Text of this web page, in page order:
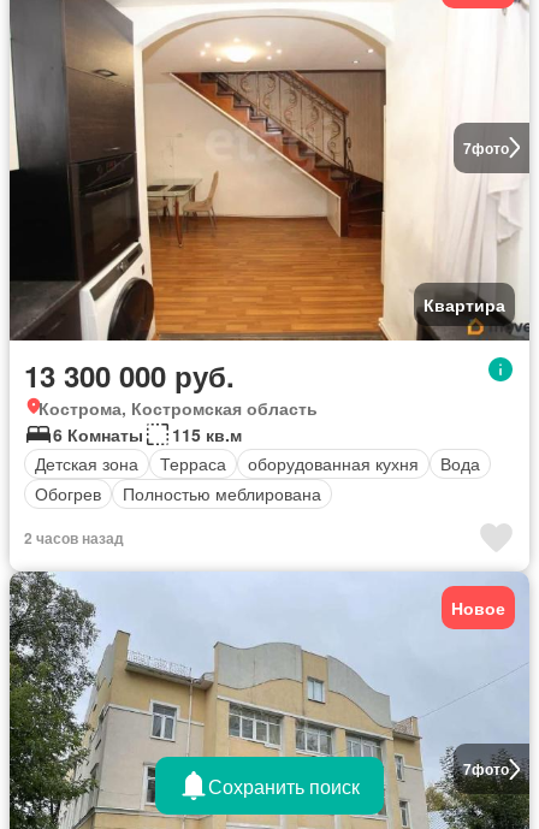
7фото
Квартира
13 300 000 руб.
Кострома, Костромская область
6 Комнаты
115 кв.м
Детская зона
Терраса оборудованная кухня
Вода
Обогрев
Полностью меблирована
2 часов назад
7фото
Новое
Сохранить поиск